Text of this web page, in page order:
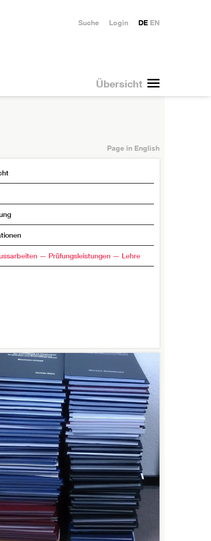
Übersicht
DE EN
Login
Suche
Page in English
— Prüfungsleistungen — Lehre